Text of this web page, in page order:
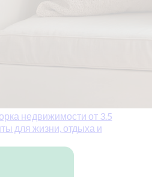
недвижимости от 3.5
для жизни, отдыха и